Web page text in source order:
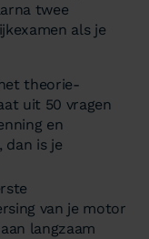
twee
als je
theorie-
uit 50 vragen
en
dan is je
van je motor
langzaam